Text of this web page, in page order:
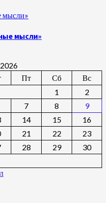
мысли»
мысли»
Пт Сб
Вс
1
2
7 8
9
14 15
16
21 22
23
28 29
30